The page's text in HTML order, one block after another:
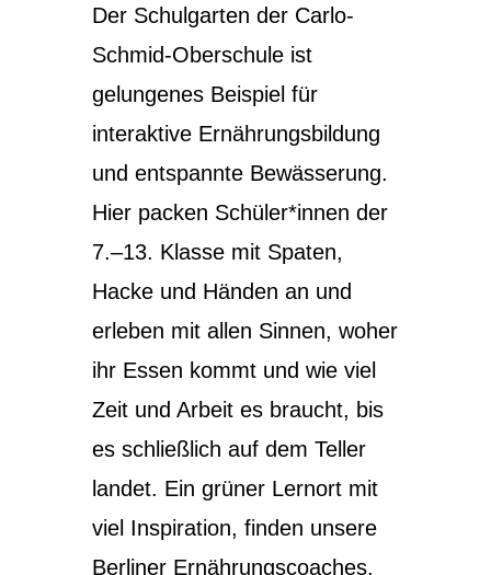
Der Schulgarten der Carlo-
Schmid-Oberschule ist
gelungenes Beispiel für
interaktive Ernährungsbildung
und entspannte Bewässerung.
Hier packen Schüler*innen der
7.–13. Klasse mit Spaten,
Hacke und Händen an und
erleben mit allen Sinnen, woher
ihr Essen kommt und wie viel
Zeit und Arbeit es braucht, bis
es schließlich auf dem Teller
landet. Ein grüner Lernort mit
viel Inspiration, finden unsere
Berliner Ernährungscoaches.